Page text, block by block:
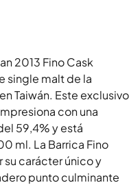
2013 Fino Cask
single malt de la
Taiwán. Este exclusivo
con una
59,4% y está
ml. La Barrica Fino
su carácter único y
punto culminante